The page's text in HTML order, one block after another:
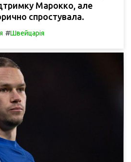
Марокко, але
спростувала.
#Швейцарія